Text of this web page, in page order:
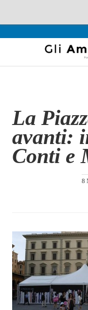
Recensioni
Interviste & Incontri
Chi siamo
Contatti
Eventi
Dicono di Noi
Rassegna Stampa
Archivio
Autori
Generi
La
avanti:
Conti e
8